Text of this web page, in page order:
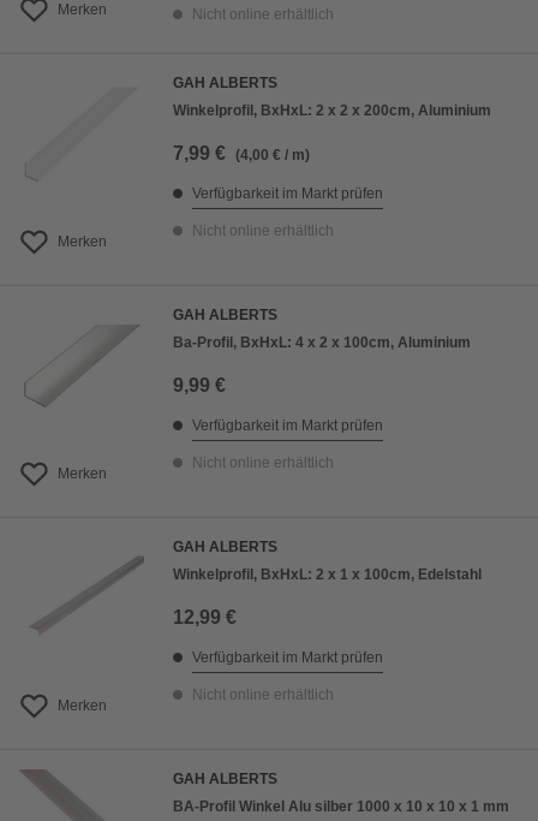
Merken Nicht online erhältlich
Merken
GAH ALBERTS
Winkelprofil, BxHxL: 2 x 2 x 200cm, Aluminium
7,99 € (4,00 € / m)
Verfügbarkeit im Markt prüfen
Nicht online erhältlich
Merken
GAH ALBERTS
Ba-Profil, BxHxL: 4 x 2 x 100cm, Aluminium
9,99 €
Verfügbarkeit im Markt prüfen
Nicht online erhältlich
Merken
GAH ALBERTS
Winkelprofil, BxHxL: 2 x 1 x 100cm, Edelstahl
12,99 €
Verfügbarkeit im Markt prüfen
Nicht online erhältlich
GAH ALBERTS
BA-Profil Winkel Alu silber 1000 x 10 x 10 x 1 mm